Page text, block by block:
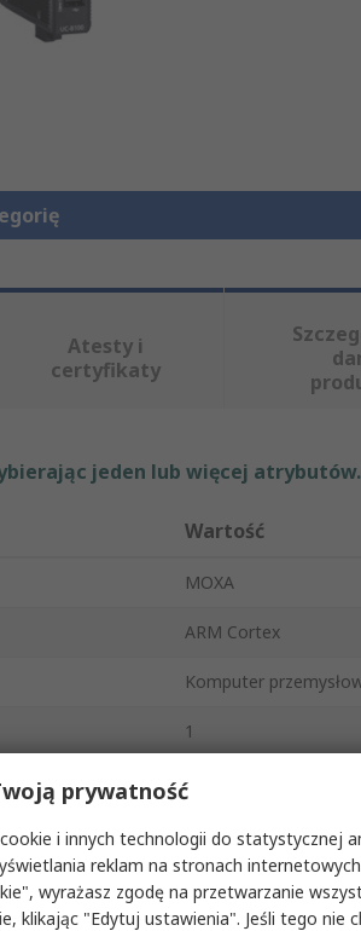
Atesty i
certyfikaty
jeden lub więcej atrybutów.
Wartość
MOXA
ARM Cortex
Komputer
1
UC-8100
1GHz
prywatność
i innych technologii do statystycznej
reklam na stronach
wyrażasz zgodę na przetwarzanie
klikając "Edytuj ustawienia". Jeśli tego nie